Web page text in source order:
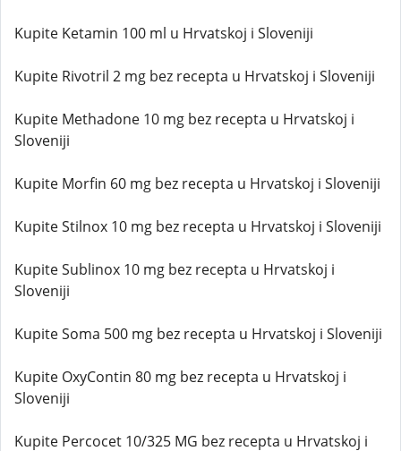
Kupite Ketamin 100 ml u Hrvatskoj i Sloveniji
Kupite Rivotril 2 mg bez recepta u Hrvatskoj i Sloveniji
Kupite Methadone 10 mg bez recepta u Hrvatskoj i
Sloveniji
Kupite Morfin 60 mg bez recepta u Hrvatskoj i Sloveniji
Kupite Stilnox 10 mg bez recepta u Hrvatskoj i Sloveniji
Kupite Sublinox 10 mg bez recepta u Hrvatskoj i
Sloveniji
Kupite Soma 500 mg bez recepta u Hrvatskoj i Sloveniji
Kupite OxyContin 80 mg bez recepta u Hrvatskoj i
Sloveniji
Kupite Percocet 10/325 MG bez recepta u Hrvatskoj i